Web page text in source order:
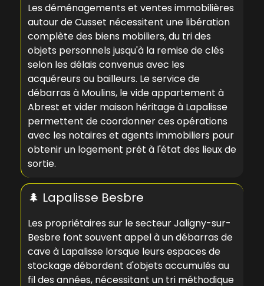
Les déménagements et ventes immobilières
autour de Cusset nécessitent une libération
complète des biens mobiliers, du tri des
objets personnels jusqu'à la remise de clés
selon les délais convenus avec les
acquéreurs ou bailleurs. Leservice de
débarras à Moulins, levide appartement à
Abrest etvider maison héritage à Lapalisse
permettent de coordonner ces opérations
avec les notaires et agents immobiliers pour
obtenir un logement prêt à l'état des lieux de
sortie.
🌲 Lapalisse Besbre
Les propriétaires sur le secteur Jaligny-sur-
Besbre font souvent appel à undébarras de
cave à Lapalisse lorsque leurs espaces de
stockage débordent d'objets accumulés au
fil des années, nécessitant un tri méthodique